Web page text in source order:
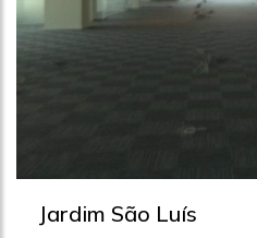
Jardim São Luís